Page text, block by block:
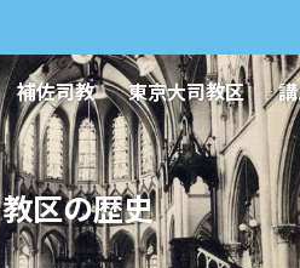
補佐司教 東京大司教区
教区の歴史